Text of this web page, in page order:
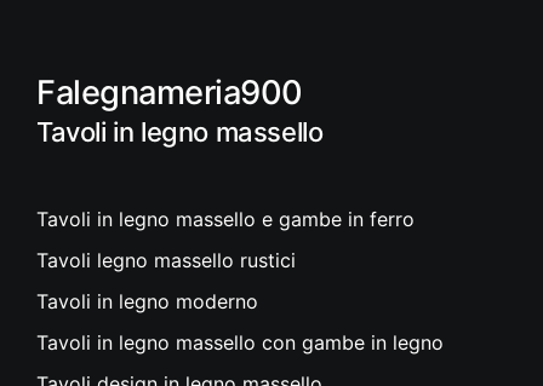
Falegnameria900
Tavoli in legno massello
Tavoli in legno massello e gambe in ferro
Tavoli legno massello rustici
Tavoli in legno moderno
Tavoli in legno massello con gambe in legno